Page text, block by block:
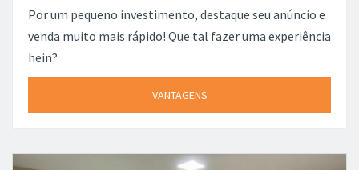
Por um pequeno investimento, destaque seu anúncio e
venda muito mais rápido! Que tal fazer uma experiência
hein?
VANTAGENS